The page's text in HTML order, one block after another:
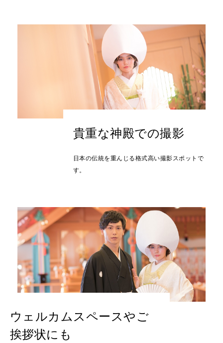
貴重な神殿での撮影
日本の伝統を重んじる格式高い撮影スポットで
す。
ウェルカムスペースやご
挨拶状にも